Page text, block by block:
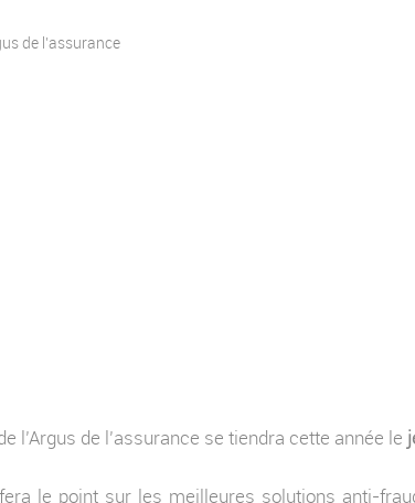
l’Argus de l’assurance se tiendra cette année le
le point sur les meilleures solutions anti-